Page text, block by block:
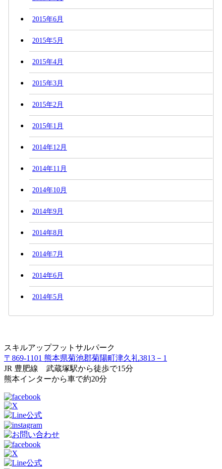
2015年6月
2015年5月
2015年4月
2015年3月
2015年2月
2015年1月
2014年12月
2014年11月
2014年10月
2014年9月
2014年8月
2014年7月
2014年6月
2014年5月
スキルアップフットサルパーク
〒869-1101 熊本県菊池郡菊陽町津久礼3813－1
JR 豊肥線 武蔵塚駅から徒歩で15分
熊本インターから車で約20分